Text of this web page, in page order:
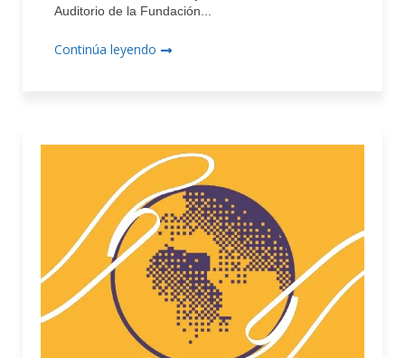
Auditorio de la Fundación...
Continúa leyendo